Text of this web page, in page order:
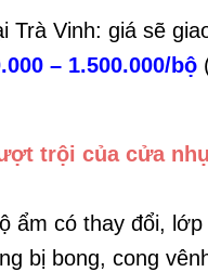
Trà Vinh: giá sẽ
– 1.500.000/bộ
trội của cửa
ẩm có thay đổi, lớp
bị bong, cong